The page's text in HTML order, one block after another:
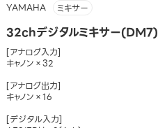
YAMAHA ミキサー
32chデジタルミキサー(DM7)
[アナログ入力]
キャノン×32
[アナログ出力]
キャノン×16
[デジタル入力]